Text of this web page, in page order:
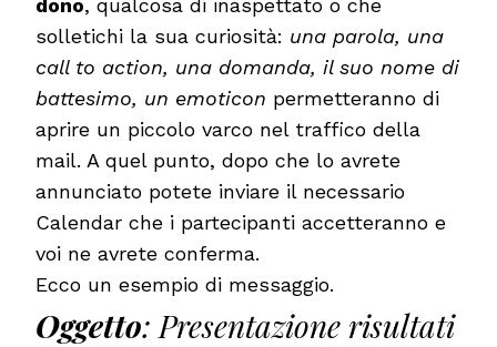
solletichi la sua curiosità: una parola, una
call to action, una domanda, il suo nome di
battesimo, un emoticon permetteranno di
aprire un piccolo varco nel traffico della
mail. A quel punto, dopo che lo avrete
annunciato potete inviare il necessario
Calendar che i partecipanti accetteranno e
voi ne avrete conferma.
Ecco un esempio di messaggio.
Oggetto: Presentazione risultati